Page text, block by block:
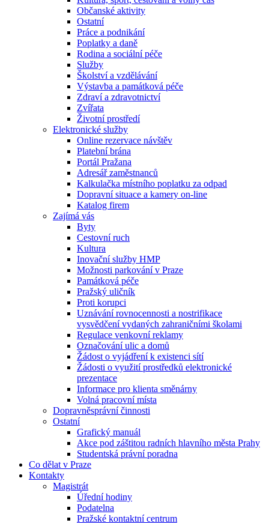
Občanské aktivity
Ostatní
Práce a podnikání
Poplatky a daně
Rodina a sociální péče
Služby
Školství a vzdělávání
Výstavba a památková péče
Zdraví a zdravotnictví
Zvířata
Životní prostředí
Elektronické služby
Online rezervace návštěv
Platební brána
Portál Pražana
Adresář zaměstnanců
Kalkulačka místního poplatku za odpad
Dopravní situace a kamery on-line
Katalog firem
Zajímá vás
Byty
Cestovní ruch
Kultura
Inovační služby HMP
Možnosti parkování v Praze
Památková péče
Pražský uličník
Proti korupci
Uznávání rovnocennosti a nostrifikace
vysvědčení vydaných zahraničními školami
Regulace venkovní reklamy
Označování ulic a domů
Žádost o vyjádření k existenci sítí
Žádosti o využití prostředků elektronické
prezentace
Informace pro klienta směnárny
Volná pracovní místa
Dopravněsprávní činnosti
Ostatní
Grafický manuál
Akce pod záštitou radních hlavního města Prahy
Studentská právní poradna
Co dělat v Praze
Kontakty
Magistrát
Úřední hodiny
Podatelna
Pražské kontaktní centrum